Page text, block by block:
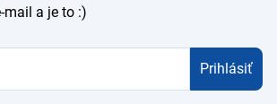
mail a je to :)
Prihlásiť